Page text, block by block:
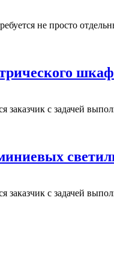
не просто
с задачей
с задачей